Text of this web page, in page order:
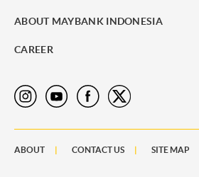
ABOUT MAYBANK INDONESIA
CAREER
ABOUT CONTACT US SITE MAP